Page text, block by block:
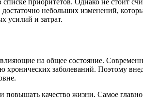
небольших изменений,
усилий и затрат.
на общее состояние.
хронических заболеваний. Поэтому
повышать качество жизни. Самое